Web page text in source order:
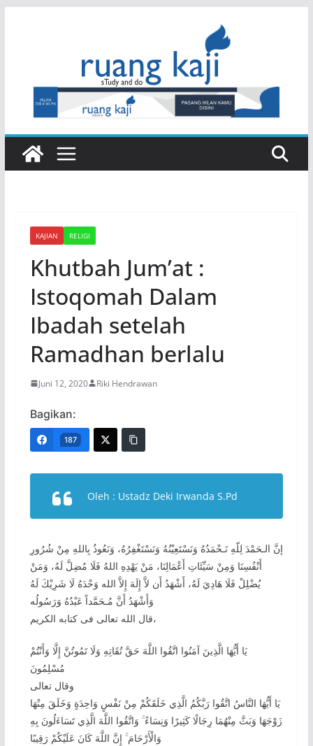
KAJIAN RELIGI
Khutbah Jum’at :
Istoqomah Dalam
Ibadah setelah
Ramadhan berlalu
Juni 12, 2020 Riki Hendrawan
Bagikan:
187
Oleh : Ustadz Deki Irwanda S.Pd
إنَّ الـحَمْدَ لِلّهِ نَـحْمَدُهُ وَنَسْتَعِيْنُهُ وَنَسْتَغْفِرُهُ، وَنَعُوذُ بِاللهِ مِنْ شُرُورِ
أَنْفُسِنَا وَمِنْ سَيِّئَاتِ أَعْمَالِنَا، مَنْ يَهْدِهِ اللهُ فَلَا مُضِلَّ لَهُ، وَمَنْ
يُضْلِلْ فَلَا هَادِيَ لَهُ، أَشْهَدُ أَن لاَّ إِلَهَ إِلاَّ الله وَحْدَهُ لَا شَرِيْكَ لَهُ
وَأَشْهَدُ أَنَّ مُـحَمَّداً عَبْدُهُ وَرَسُولُه
قال الله تعالى فى كتابه الكريم،
يَا أَيُّهَا الَّذِينَ آمَنُوا اتَّقُوا اللَّهَ حَقَّ تُقَاتِهِ وَلَا تَمُوتُنَّ إِلَّا وَأَنْتُمْ
مُسْلِمُونَ
وقال تعالى
يَا أَيُّهَا النَّاسُ اتَّقُوا رَبَّكُمُ الَّذِي خَلَقَكُمْ مِنْ نَفْسٍ وَاحِدَةٍ وَخَلَقَ مِنْهَا
زَوْجَهَا وَبَثَّ مِنْهُمَا رِجَالًا كَثِيرًا وَنِسَاءً ۚ وَاتَّقُوا اللَّهَ الَّذِي تَسَاءَلُونَ بِهِ
وَالْأَرْحَامَ ۚ إِنَّ اللَّهَ كَانَ عَلَيْكُمْ رَقِيبًا